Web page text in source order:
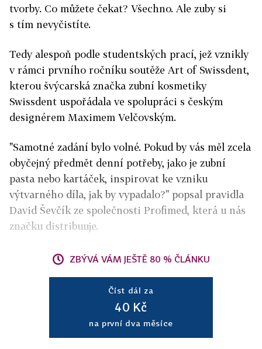
tvorby. Co můžete čekat? Všechno. Ale zuby si
s tím nevyčistíte.
Tedy alespoň podle studentských prací, jež vznikly
v rámci prvního ročníku soutěže Art of Swissdent,
kterou švýcarská značka zubní kosmetiky
Swissdent uspořádala ve spolupráci s českým
designérem Maximem Velčovským.
"Samotné zadání bylo volné. Pokud by vás měl zcela
obyčejný předmět denní potřeby, jako je zubní
pasta nebo kartáček, inspirovat ke vzniku
výtvarného díla, jak by vypadalo?" popsal pravidla
David Ševčík ze společnosti Profimed, která u nás
značku distribuuje.
ZBÝVÁ VÁM JEŠTĚ 80 % ČLÁNKU
Číst dál za
40 Kč
na první dva měsíce